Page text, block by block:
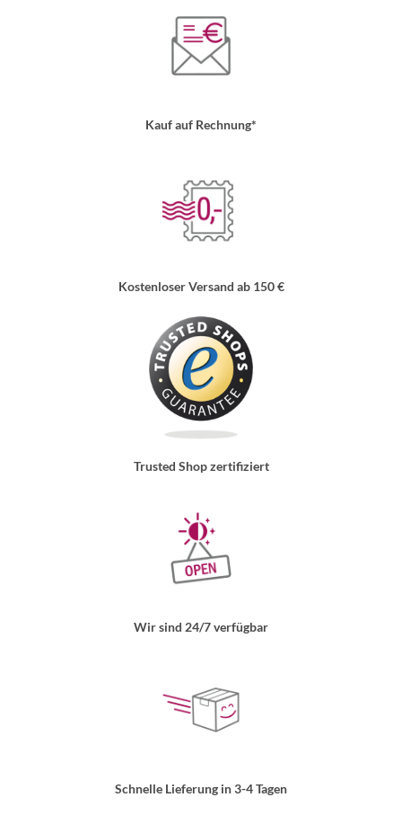
Kauf auf Rechnung*
Kostenloser Versand ab 150 €
Trusted Shop zertifiziert
Wir sind 24/7 verfügbar
Schnelle Lieferung in 3-4 Tagen